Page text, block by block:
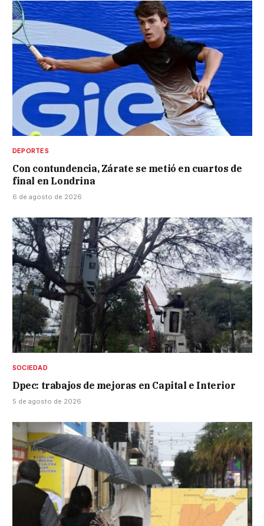
DEPORTES
Con contundencia, Zárate se metió en cuartos de
final en Londrina
6 de agosto de 2026
SOCIEDAD
Dpec: trabajos de mejoras en Capital e Interior
5 de agosto de 2026